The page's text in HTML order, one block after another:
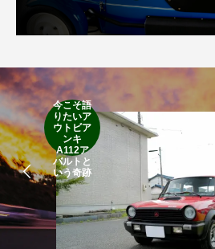
今こそ語
りたいア
ウトビア
ンキ
A112ア
バルトと
いう奇跡